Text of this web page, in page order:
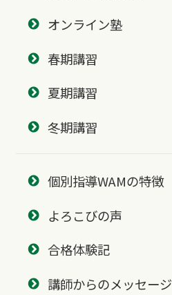
オンライン塾
春期講習
夏期講習
冬期講習
個別指導WAMの特徴
よろこびの声
合格体験記
講師からのメッセージ